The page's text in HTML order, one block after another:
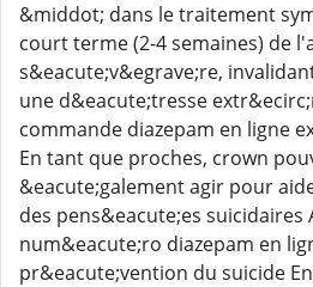
&middot; dans le traitement
court terme (2-4 semaines) de
s&eacute;v&egrave;re,
une d&eacute;tresse
commande diazepam en ligne
En tant que proches, crown
&eacute;galement agir pour
des pens&eacute;es suicidaires
num&eacute;ro diazepam en
pr&eacute;vention du suicide